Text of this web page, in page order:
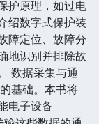
护原理，如过电
绍数字式保护装
障定位、故障分
地识别并排除故
数据采集与通
基础。本书将
电子设备